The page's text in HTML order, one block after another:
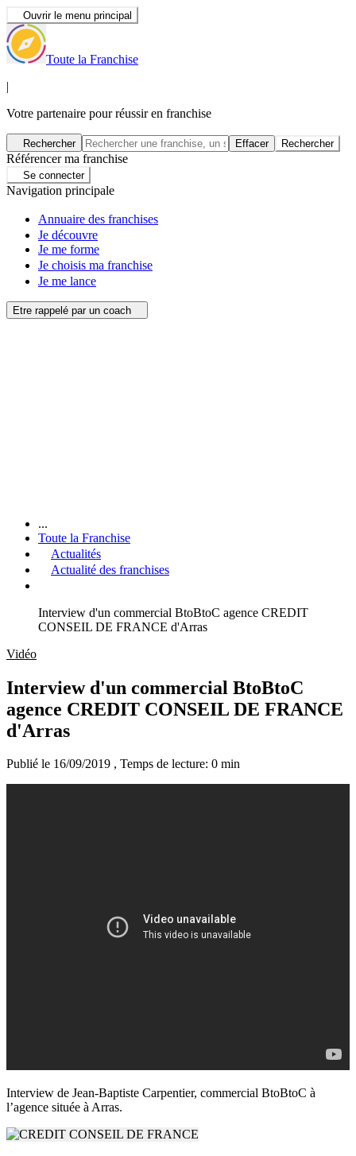
Ouvrir le menu principal
Toute la Franchise
|
Votre partenaire pour réussir en franchise
Rechercher Effacer Rechercher
Référencer ma franchise
Se connecter
Navigation principale
Annuaire des franchises
Je découvre
Je me forme
Je choisis ma franchise
Je me lance
Etre rappelé par un coach
...
Toute la Franchise
Actualités
Actualité des franchises
Interview d'un commercial BtoBtoC agence CREDIT
CONSEIL DE FRANCE d'Arras
Vidéo
Interview d'un commercial BtoBtoC
agence CREDIT CONSEIL DE FRANCE
d'Arras
Publié le 16/09/2019 , Temps de lecture: 0 min
Interview de Jean-Baptiste Carpentier, commercial BtoBtoC à
l’agence située à Arras.